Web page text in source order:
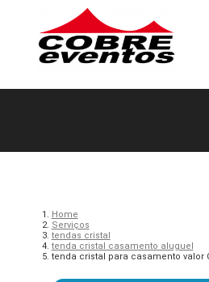
Home
Serviços
tendas cristal
tenda cristal casamento aluguel
tenda cristal para casamento valor